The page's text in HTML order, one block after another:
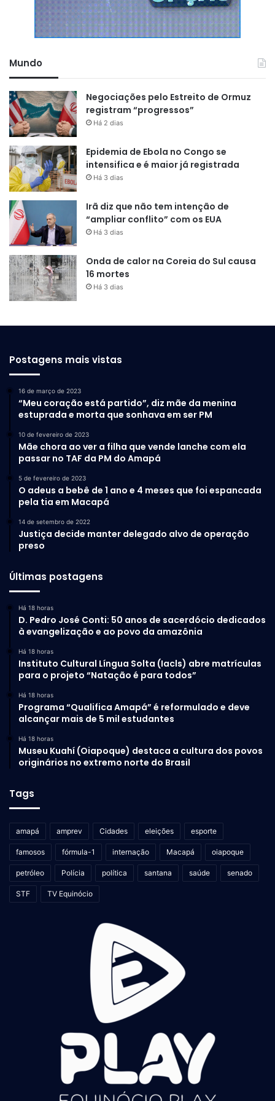
Os testes foram realizados tanto em amostras humanas
quanto em modelos experimentais. Em primatas e
modelos animais, alguns desses alvos chegaram a
demonstrar efeito protetor, reduzindo a carga do parasita.
“Não é só reconhecimento: vimos
indícios de proteção, o que é
fundamental para o
desenvolvimento de uma vacina” ,
afirma a pesquisadora.
Atualmente, as vacinas disponíveis contra a malária têm
falciparum, atuando na fase inicial da infecção. Além disso,
sua proteção tende a diminuir com o tempo.
O novo estudo aponta caminho diferente: uma vacina
capaz de atuar em múltiplos estágios do parasita, tanto no
fígado quanto no sangue, e eficaz contra diferentes
espécies.
“Hoje, as vacinas não cobrem
infecção. Nosso trabalho mostra
que esses antígenos estão
presentes em vários momentos, o
que atende a uma demanda
importante da Organização
Mundial da Saúde”, explicou
Caroline.
desenvolvimento de um imunizante. Os achados precisam
“Nosso objetivo foi mostrar que
existem caminhos diferentes e
promissores. Agora, outros
grupos podem explorar esses
alvos e avançar no
desenvolvimento de uma vacina
realmente eficaz contra a
malária” , concluiu a pesquisadora.
Mundo
Negociações pelo Estreito de Ormuz
registram “progressos”
Há 2 dias
Epidemia de Ebola no Congo se
intensifica e é maior já registrada
Há 3 dias
Irã diz que não tem intenção de
“ampliar conflito” com os EUA
Há 3 dias
Onda de calor na Coreia do Sul causa
16 mortes
Há 3 dias
Postagens mais vistas
16 de março de 2023
“Meu coração está partido”, diz mãe da menina
estuprada e morta que sonhava em ser PM
10 de fevereiro de 2023
Mãe chora ao ver a filha que vende lanche com ela
passar no TAF da PM do Amapá
5 de fevereiro de 2023
O adeus a bebê de 1 ano e 4 meses que foi espancada
pela tia em Macapá
14 de setembro de 2022
Justiça decide manter delegado alvo de operação
preso
Últimas postagens
Há 18 horas
D. Pedro José Conti: 50 anos de sacerdócio dedicados
à evangelização e ao povo da amazônia
Há 18 horas
Instituto Cultural Língua Solta (Iacls) abre matrículas
para o projeto “Natação é para todos”
Há 18 horas
Programa “Qualifica Amapá” é reformulado e deve
alcançar mais de 5 mil estudantes
Há 18 horas
Museu Kuahí (Oiapoque) destaca a cultura dos povos
originários no extremo norte do Brasil
Tags
amapá amprev Cidades eleições esporte
famosos fórmula-1 internação Macapá oiapoque
petróleo Polícia política santana saúde senado
STF TV Equinócio